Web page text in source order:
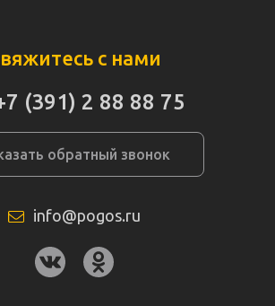
с нами
(391) 2 88 88 75
обратный звонок
info@pogos.ru